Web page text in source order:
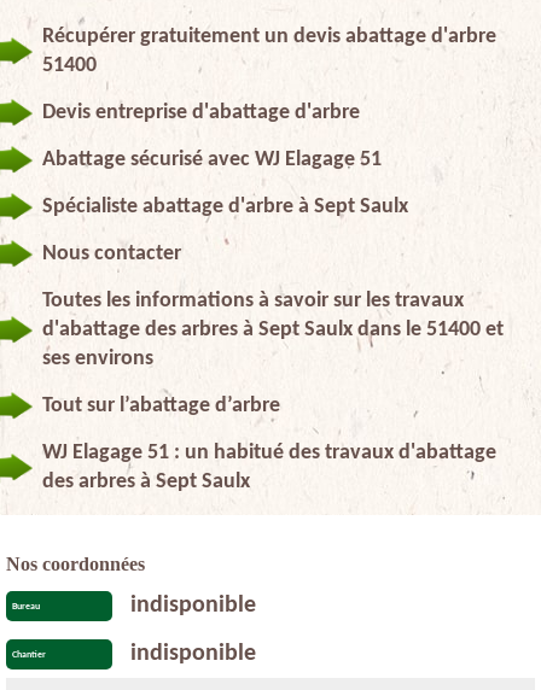
Récupérer gratuitement un devis abattage d'arbre
51400
Devis entreprise d'abattage d'arbre
Abattage sécurisé avec WJ Elagage 51
Spécialiste abattage d'arbre à Sept Saulx
Nous contacter
Toutes les informations à savoir sur les travaux
d'abattage des arbres à Sept Saulx dans le 51400 et
ses environs
Tout sur l’abattage d’arbre
WJ Elagage 51 : un habitué des travaux d'abattage
des arbres à Sept Saulx
Nos coordonnées
Bureau indisponible
Chantier indisponible